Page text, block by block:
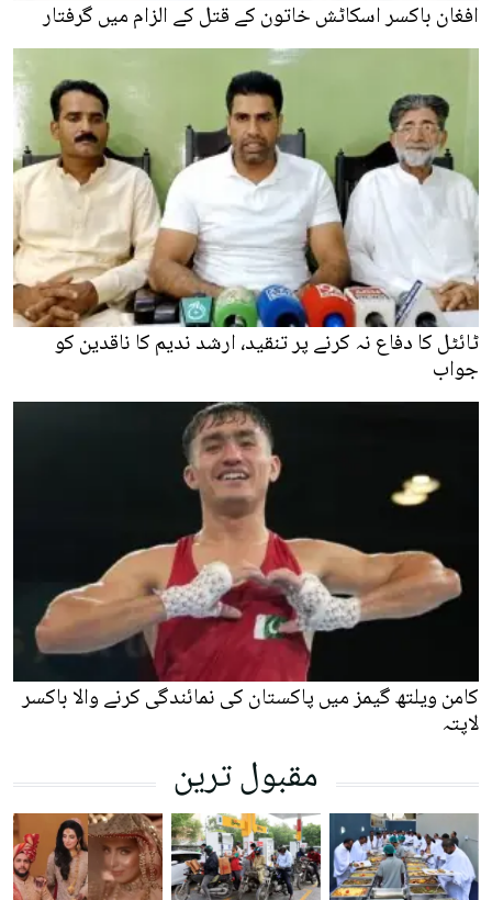
افغان باکسر اسکاٹش خاتون کے قتل کے الزام میں گرفتار
ٹائٹل کا دفاع نہ کرنے پر تنقید، ارشد ندیم کا ناقدین کو
جواب
کامن ویلتھ گیمز میں پاکستان کی نمائندگی کرنے والا باکسر
لاپتہ
مقبول ترین